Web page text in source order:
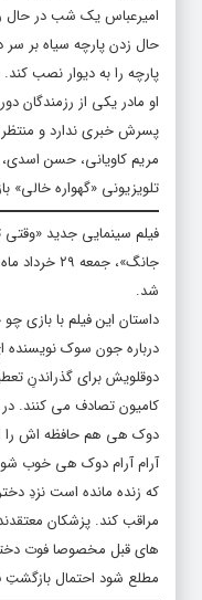
امیرعباس یک شب در حال
حال زدن پارچه سیاه بر
پارچه را به دیوار نصب
او مادر یکی از
پسرش خبری ندارد و
مریم کاویانی، حسن
تلویزیونی «گهواره خالی»
فیلم سینمایی جدید
شد.
داستان این فیلم با
درباره جون سوک
دوقلویش برای گذراندنِ
کامیون تصادف می کنند.
دوک هی هم حافظه اش را
آرام آرام دوک هی خوب
که زنده مانده است نزدِ
مراقب کند. پزشکان
های قبل مخصوصا فوت
مطلع شود احتمال